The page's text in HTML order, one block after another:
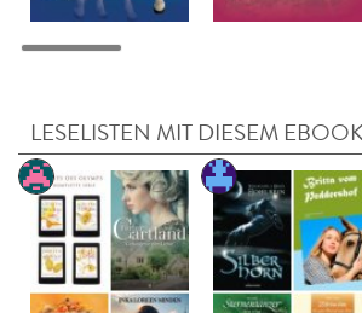
LESELISTEN MIT DIESEM EBOOK